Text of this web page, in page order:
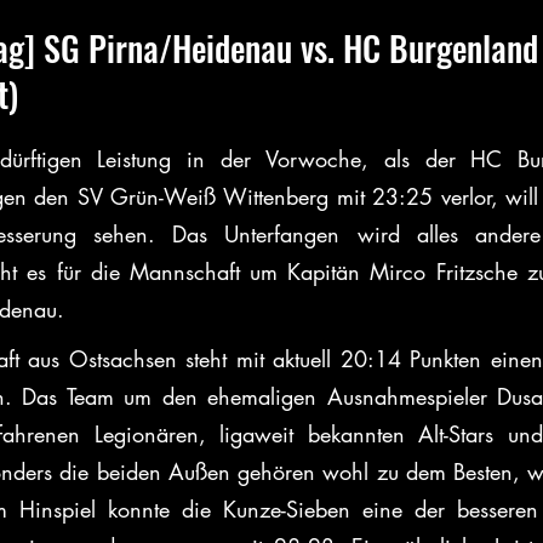
SG Pirna/Heidenau vs. HC Burgenland
Leistung in der Vorwoche, als der HC
den SV Grün-Weiß Wittenberg mit 23:25 verlor,
sehen. Das Unterfangen wird alles
es für die Mannschaft um Kapitän Mirco Fritzsche
aus Ostsachsen steht mit aktuell 20:14 Punkten
Das Team um den ehemaligen Ausnahmespieler
Legionären, ligaweit bekannten Alt-Stars
die beiden Außen gehören wohl zu dem Besten,
Hinspiel konnte die Kunze-Sieben eine der